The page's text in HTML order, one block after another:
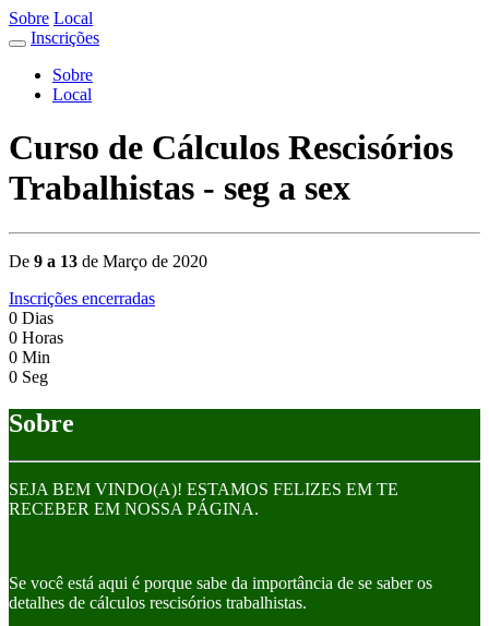
Sobre Local
Inscrições
Sobre
Local
Curso de Cálculos Rescisórios
Trabalhistas - seg a sex
De 9 a 13 de Março de 2020
Inscrições encerradas
0 Dias
0 Horas
0 Min
0 Seg
Sobre
SEJA BEM VINDO(A)! ESTAMOS FELIZES EM TE
RECEBER EM NOSSA PÁGINA.
Se você está aqui é porque sabe da importância de se saber os
detalhes de cálculos rescisórios trabalhistas.